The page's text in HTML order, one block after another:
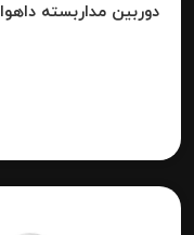
دوربین مداربسته داهوا DH-HAC-HDW1500TMQP-A